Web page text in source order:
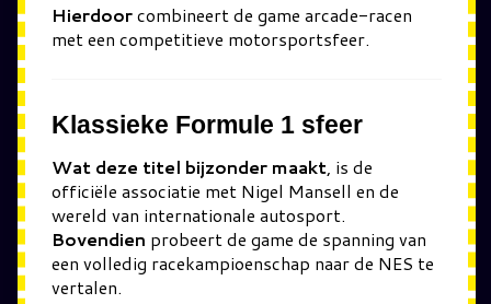
Hierdoorcombineert de game arcade-racen
met een competitieve motorsportsfeer.
Klassieke Formule 1 sfeer
Wat deze titel bijzonder maakt, is de
officiële associatie met Nigel Mansell en de
wereld van internationale autosport.
Bovendien probeert de game de spanning van
een volledig racekampioenschap naar de NES te
vertalen.